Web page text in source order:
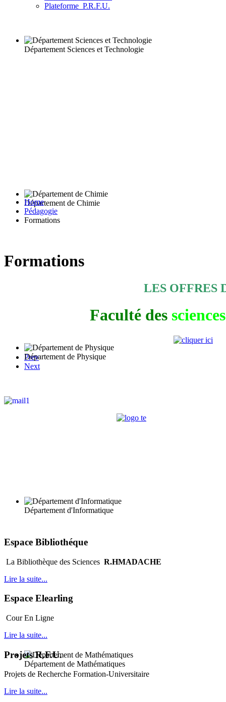
Plateforme_P.R.F.U.
Département Sciences et Technologie
Département de Chimie
Département de Physique
Département d'Informatique
Département de Mathématiques
Home
Pédagogie
Formations
Formations
LES OFFRES
Faculté des
Prev
Next
Espace Bibliothéque
La Bibliothèque des Sciences R.HMADACHE
Lire la suite...
Espace Elearling
Cour En Ligne
Lire la suite...
Projets R.F.U.
Projets de Recherche Formation-Universitaire
Lire la suite...